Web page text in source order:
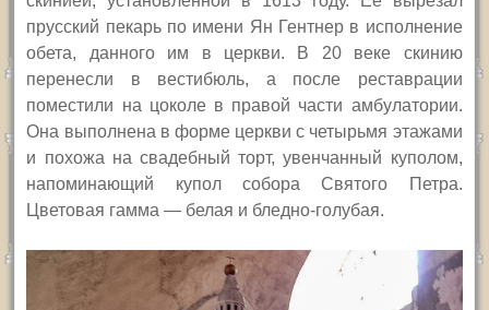
прусский пекарь по имени Ян Гентнер в исполнение
обета, данного им в церкви. В 20 веке скинию
перенесли в вестибюль, а после реставрации
поместили на цоколе в правой части амбулатории.
Она выполнена в форме церкви с четырьмя этажами
и похожа на свадебный торт, увенчанный куполом,
напоминающий купол собора Святого Петра.
Цветовая гамма — белая и бледно-голубая.